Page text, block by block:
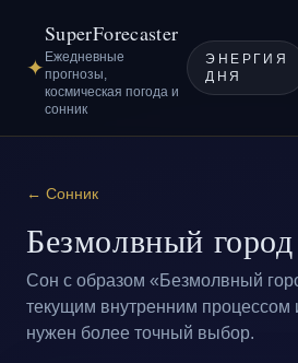
✦
SuperForecaster
Ежедневные
прогнозы,
космическая погода и
сонник
ЭНЕРГИЯ
ДНЯ
← Сонник
Безмолвный город
Сон с образом «Безмолвный
текущим внутренним процессом
нужен более точный выбор.